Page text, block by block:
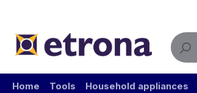
Home Tools Household appliances